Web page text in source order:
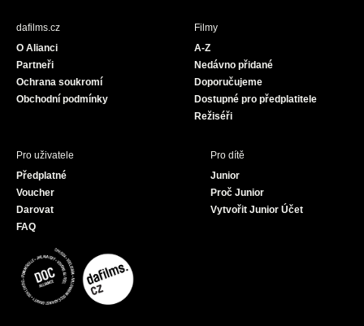
dafilms.cz
O Alianci
Partneři
Ochrana soukromí
Obchodní podmínky
Filmy
A-Z
Nedávno přidané
Doporučujeme
Dostupné pro předplatitele
Režiséři
Pro uživatele
Předplatné
Voucher
Darovat
FAQ
Pro dítě
Junior
Proč Junior
Vytvořit Junior Účet